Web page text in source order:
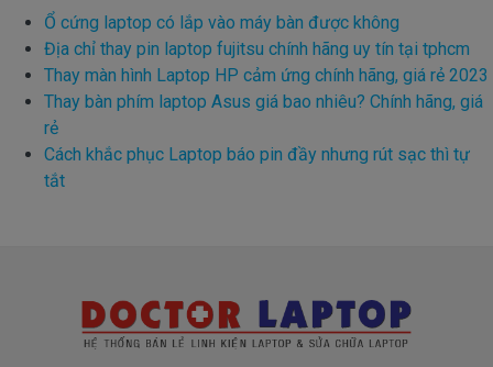
Ổ cứng laptop có lắp vào máy bàn được không
Địa chỉ thay pin laptop fujitsu chính hãng uy tín tại tphcm
Thay màn hình Laptop HP cảm ứng chính hãng, giá rẻ 2023
Thay bàn phím laptop Asus giá bao nhiêu? Chính hãng, giá
rẻ
Cách khắc phục Laptop báo pin đầy nhưng rút sạc thì tự
tắt